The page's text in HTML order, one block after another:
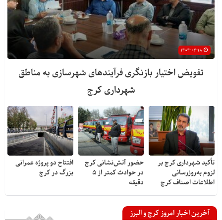
تفویض اختیار بازنگری فرآیندهای شهرسازی به مناطق
شهرداری کرج
تأکید شهرداری کرج بر
لزوم به‌روزرسانی
اطلاعات اصناف کرج
حضور آتش‌نشانی کرج
در حوادث کمتر از ۵
دقیقه
افتتاح دو پروژه عمرانی
بزرگ در کرج
آخرین اخبار امروز کرج و البرز